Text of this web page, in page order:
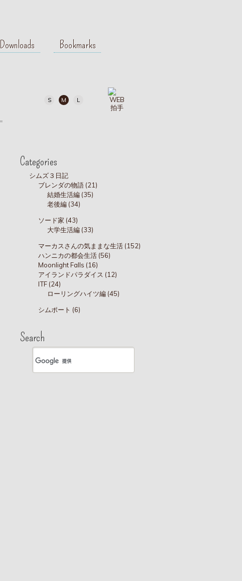
Downloads Bookmarks
S M L
Categories
シムズ３日記
ブレンダの物語 (21)
結婚生活編 (35)
老後編 (34)
ソード家 (43)
大学生活編 (33)
マーカスさんの気ままな生活 (152)
ハンニカの都会生活 (56)
Moonlight Falls (16)
アイランドパラダイス (12)
ITF (24)
ローリングハイツ編 (45)
シムポート (6)
Search